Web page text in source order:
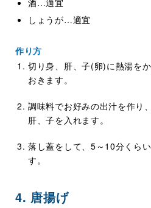
しょうが…適宜
作り方
切り身、肝、子(卵)に熱湯を
おきます。
調味料でお好みの出汁を作り
肝、子を入れます。
落し蓋をして、5～10分くら
す。
4. 唐揚げ